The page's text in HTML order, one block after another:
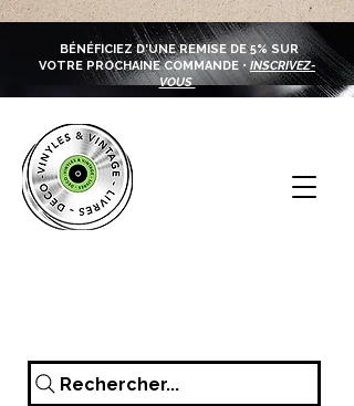
BÉNÉFICIEZ D'UNE REMISE DE 5% SUR
VOTRE PROCHAINE COMMANDE • INSCRIVEZ-
VOUS
Rechercher...